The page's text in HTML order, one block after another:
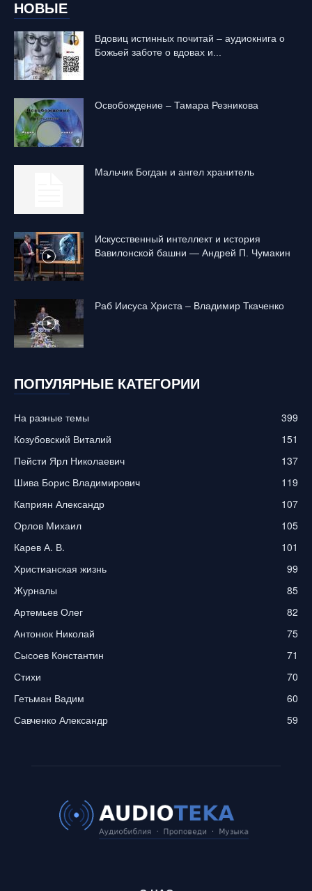
НОВЫЕ
Вдовиц истинных почитай – аудиокнига о
Божьей заботе о вдовах и...
Освобождение – Тамара Резникова
Mальчик Богдан и ангел хранитель
Искусственный интеллект и история
Вавилонской башни — Андрей П. Чумакин
Раб Иисуса Христа – Владимир Ткаченко
ПОПУЛЯРНЫЕ КАТЕГОРИИ
На разные темы
399
Козубовский Виталий
151
Пейсти Ярл Николаевич
137
Шива Борис Владимирович
119
Каприян Александр
107
Орлов Михаил
105
Карев А. В.
101
Христианская жизнь
99
Журналы
85
Артемьев Олег
82
Антонюк Николай
75
Сысоев Константин
71
Стихи
70
Гетьман Вадим
60
Савченко Александр
59